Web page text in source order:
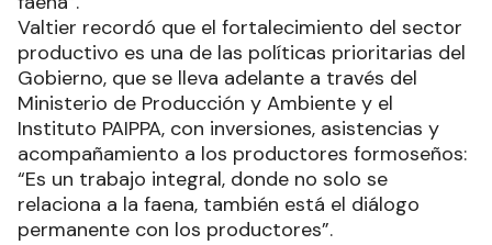
Valtier recordó que el fortalecimiento del sector
productivo es una de las políticas prioritarias del
Gobierno, que se lleva adelante a través del
Ministerio de Producción y Ambiente y el
Instituto PAIPPA, con inversiones, asistencias y
acompañamiento a los productores formoseños:
“Es un trabajo integral, donde no solo se
relaciona a la faena, también está el diálogo
permanente con los productores”.